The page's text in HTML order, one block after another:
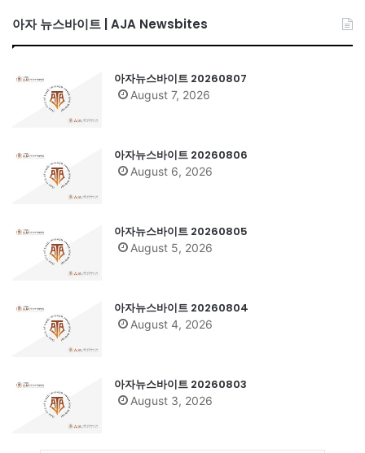
아자 뉴스바이트 | AJA Newsbites
아자뉴스바이트 20260807
August 7, 2026
아자뉴스바이트 20260806
August 6, 2026
아자뉴스바이트 20260805
August 5, 2026
아자뉴스바이트 20260804
August 4, 2026
아자뉴스바이트 20260803
August 3, 2026